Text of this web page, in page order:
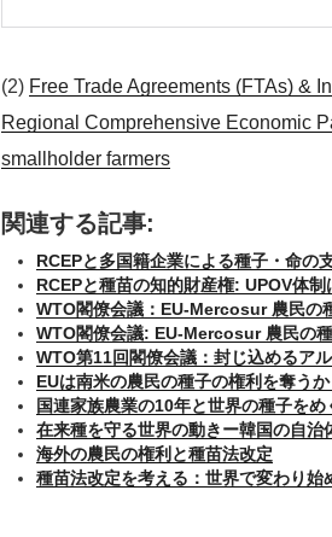
(2) Free Trade Agreements (FTAs) &
Regional Comprehensive Economic
smallholder farmers
関連する記事:
RCEPと多国籍企業による種子・命の
RCEPと種苗の知的財産権: UPOV体
WTO閣僚会議：EU-Mercosur 農民の
WTO閣僚会議: EU-Mercosur 農民の
WTO第11回閣僚会議：封じ込めるア
EUは南米の農民の種子の権利を奪うか
国連家族農業の10年と世界の種子をめ
在来種を守る世界の動きー韓国の自治
海外の農民の権利と種苗法改定
種苗法改定を考える：世界で変わり始